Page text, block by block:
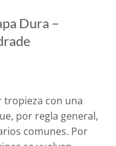
Dura –
tropieza con una
por regla general,
comunes. Por